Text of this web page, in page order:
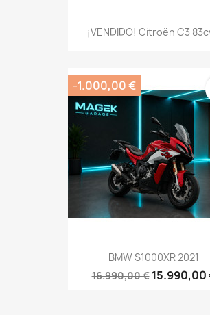
¡VENDIDO! Citroën C3
BMW S1000XR 2021
16.990,00 € 15.990,00
-1.000,00 €